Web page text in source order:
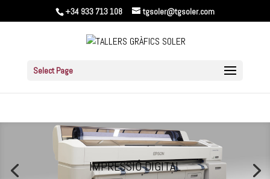
+34 933 713 108 tgsoler@tgsoler.com
Select Page
IMPRESSIÓ DIGITAL